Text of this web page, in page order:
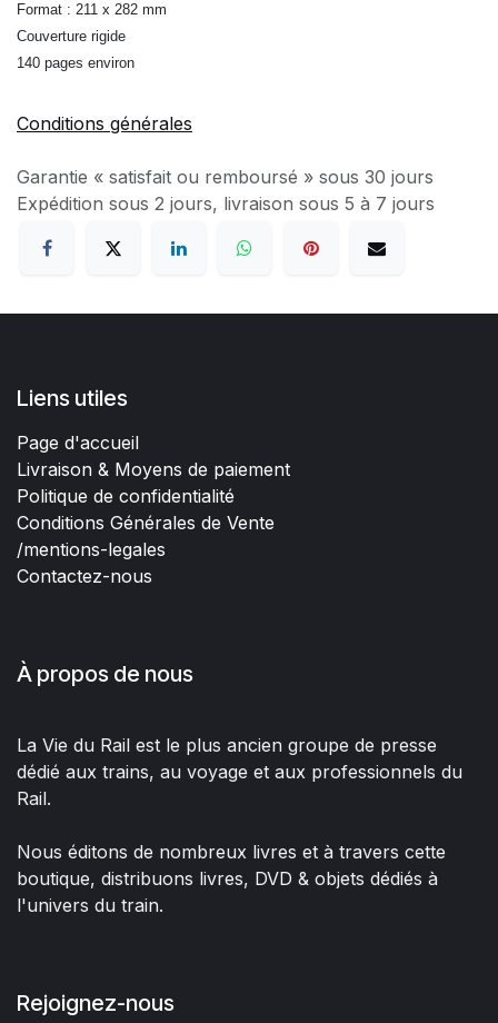
Format : 211 x 282 mm
Couverture rigide
140 pages environ
Conditions générales
Garantie « satisfait ou remboursé » sous 30 jours
Expédition sous 2 jours, livraison sous 5 à 7 jours
Liens utiles
Page d'accueil
Livraison & Moyens de paiement
Politique de confidentialité
Conditions Générales de Vente
/mentions-legales
Contactez-nous
À propos de nous
La Vie du Rail est le plus ancien groupe de presse
dédié aux trains, au voyage et aux professionnels du
Rail.
Nous éditons de nombreux livres et à travers cette
boutique, distribuons livres, DVD & objets dédiés à
l'univers du train.
Rejoignez-nous